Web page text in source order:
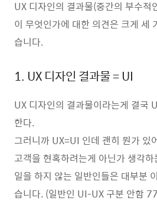
UX 디자인의 결과물(중간의 부수적
이 무엇인가에 대한 의견은 크게 세
습니다.
1. UX 디자인 결과물 = UI
UX 디자인의 결과물이라는게 결국
한다.
그러니까 UX=UI 인데 괜히 뭔가 있
고객을 현혹하려는게 아닌가 생각
일을 하지 않는 일반인들은 대부분
습니다. (일반인 UI-UX 구분 안함